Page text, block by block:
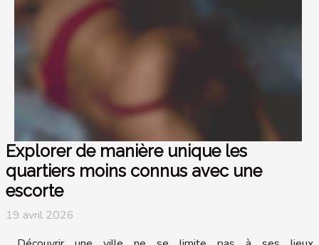
Explorer de manière unique les
quartiers moins connus avec une
escorte
19 avril 2026